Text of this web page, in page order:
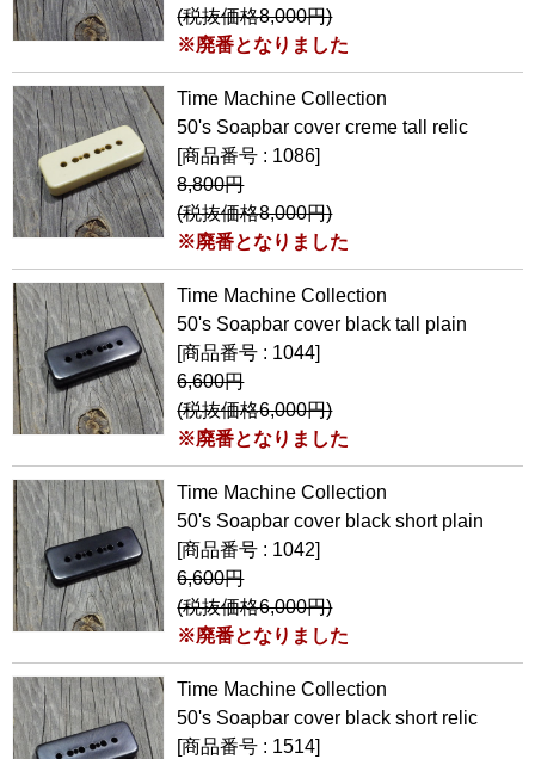
(税抜価格8,000円)
※廃番となりました
Time Machine Collection
50's Soapbar cover creme tall relic
[商品番号 : 1086]
8,800円
(税抜価格8,000円)
※廃番となりました
Time Machine Collection
50's Soapbar cover black tall plain
[商品番号 : 1044]
6,600円
(税抜価格6,000円)
※廃番となりました
Time Machine Collection
50's Soapbar cover black short plain
[商品番号 : 1042]
6,600円
(税抜価格6,000円)
※廃番となりました
Time Machine Collection
50's Soapbar cover black short relic
[商品番号 : 1514]